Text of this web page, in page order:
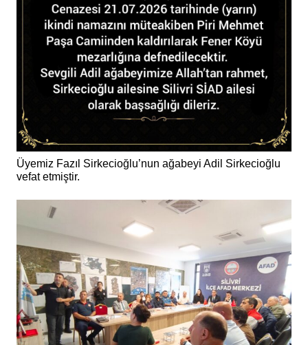
Üyemiz Fazıl Sirkecioğlu’nun ağabeyi Adil Sirkecioğlu
vefat etmiştir.